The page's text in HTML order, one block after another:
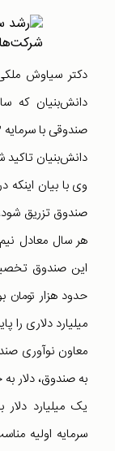
دکتر سیاوش
دانش‌بنیان
صندوق تزریق
هر سال معادل
این صندوق
میلیارد دلاری را
معاون نوآوری
یک میلیارد
سرمایه اولیه